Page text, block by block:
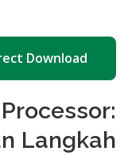
Download
Langkah